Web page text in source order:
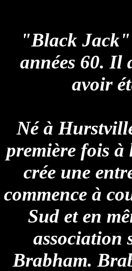
"Black Jack"
années 60. Il
avoir
Né à
première fois à
crée une
commence à
Sud et en
association
Brabham.